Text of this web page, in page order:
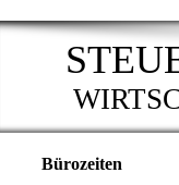
Bürozeiten